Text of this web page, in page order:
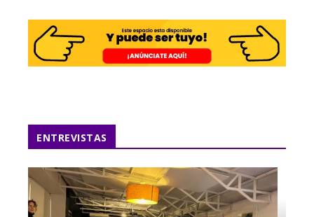
ENTREVISTAS